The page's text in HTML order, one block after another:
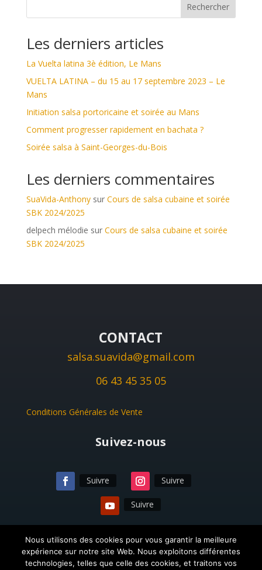
Rechercher
Les derniers articles
La Vuelta latina 3è édition, Le Mans
VUELTA LATINA – du 15 au 17 septembre 2023 – Le
Mans
Initiation salsa portoricaine et soirée au Mans
Comment progresser rapidement en bachata ?
Soirée salsa à Saint-Georges-du-Bois
Les derniers commentaires
SuaVida-Anthonysur Cours de salsa cubaine et soirée
SBK 2024/2025
delpech mélodie sur Cours de salsa cubaine et soirée
SBK 2024/2025
CONTACT
salsa.suavida@gmail.com
06 43 45 35 05
Conditions Générales de Vente
Suivez-nous
Suivre Suivre
Suivre
Nous utilisons des cookies pour vous garantir la meilleure
expérience sur notre site Web. Nous exploitons différentes
technologies, telles que celle des cookies, et traitons vos